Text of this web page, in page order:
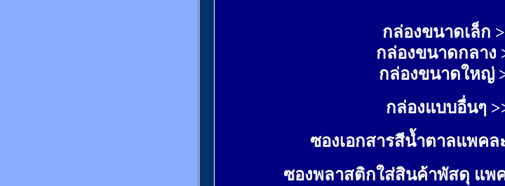
กล่องขนาดเล็ก
กล่องขนาดกลาง
กล่องขนาดใหญ่
กล่องแบบอื่นๆ
ซองเอกสารสีน้ำตาลแพคล
ซองพลาสติกใส่สินค้าพัสดุ แพค